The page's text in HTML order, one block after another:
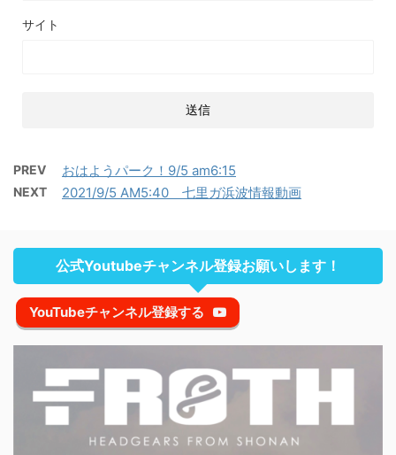
サイト
PREV おはようパーク！9/5 am6:15
NEXT 2021/9/5 AM5:40 七里ガ浜波情報動画
公式Youtubeチャンネル登録お願いします！
YouTubeチャンネル登録する